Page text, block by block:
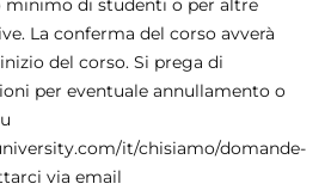
di studenti o per altre
La conferma del corso avverà
del corso. Si prega di
per eventuale annullamento o
it/chisiamo/domande-
via email